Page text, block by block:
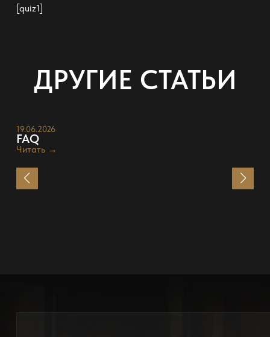
[quiz1]
ДРУГИЕ СТАТЬИ
19.06.2026
FAQ
Читать →